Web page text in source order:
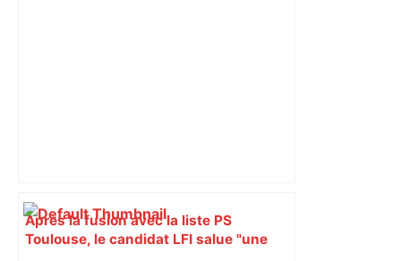
Après la fusion avec la liste PS
Toulouse, le candidat LFI salue "une